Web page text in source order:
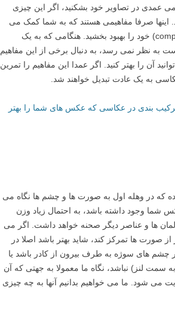
از عوامل تحت تاثیر قرار می گیرد، که
نقطه کانونی و ایجاد تعادل در تصویر خود
به کمک آن در عکس ها تعادل
لنزک چندین مفهوم هستند که هنگام ایجاد یک
عمدی در تصاویر خود بشکنید، اگر این چیزی
کنند ترکیب بندی (composition) خود را بهبود بخشید. هنگامی که به یک
به نظر نمی رسد، به دنبال برخی از این مفاهیم
آن را بهتر کنید. اگر عمدا این مفاهیم را تمرین
به یک عادت تبدیل خواهند شد.
ترکیب بندی در عکاسی که عکس های شما را بهتر